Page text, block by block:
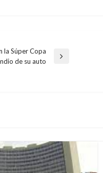
la Súper Copa
de su auto